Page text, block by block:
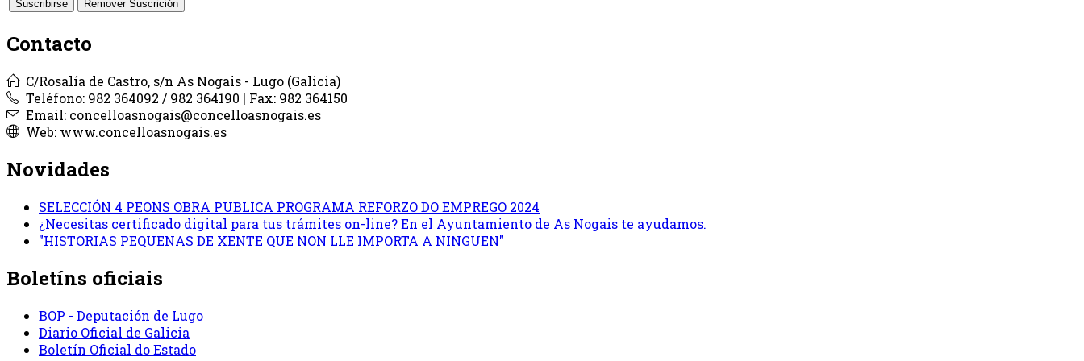
Contacto
C/Rosalía de Castro, s/n As Nogais - Lugo (Galicia)
Teléfono: 982 364092 / 982 364190 | Fax: 982 364150
Email: concelloasnogais@concelloasnogais.es
Web: www.concelloasnogais.es
Novidades
SELECCIÓN 4 PEONS OBRA PUBLICA PROGRAMA REFORZO DO EMPREGO 2024
¿Necesitas certificado digital para tus trámites on-line? En el Ayuntamiento de As Nogais te ayudamos.
"HISTORIAS PEQUENAS DE XENTE QUE NON LLE IMPORTA A NINGUEN"
Boletíns oficiais
BOP - Deputación de Lugo
Diario Oficial de Galicia
Boletín Oficial do Estado